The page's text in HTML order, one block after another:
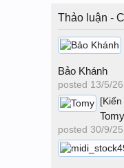
Thảo luận -
Bảo Khánh
posted 13/5/26
[Kiến
Tomy
posted 30/9/25